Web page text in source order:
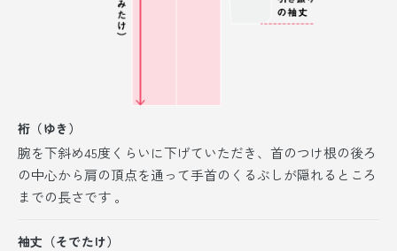
裄（ゆき）
腕を下斜め45度くらいに下げていただき、首のつけ根の後ろ
の中心から肩の頂点を通って手首のくるぶしが隠れるところ
までの長さです 。
袖丈（そでたけ）